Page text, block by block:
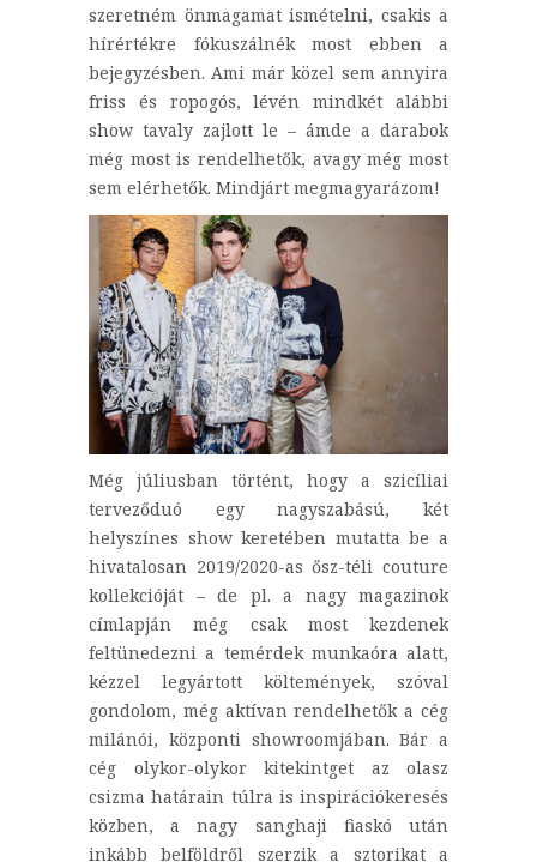
szeretném önmagamat ismételni, csakis a
hírértékre fókuszálnék most ebben a
bejegyzésben. Ami már közel sem annyira
friss és ropogós, lévén mindkét alábbi
show tavaly zajlott le – ámde a darabok
még most is rendelhetők, avagy még most
sem elérhetők. Mindjárt megmagyarázom!
Még júliusban történt, hogy a szicíliai
terveződuó egy nagyszabású, két
helyszínes show keretében mutatta be a
hivatalosan 2019/2020-as ősz-téli couture
kollekcióját – de pl. a nagy magazinok
címlapján még csak most kezdenek
feltünedezni a temérdek munkaóra alatt,
kézzel legyártott költemények, szóval
gondolom, még aktívan rendelhetők a cég
milánói, központi showroomjában. Bár a
cég olykor-olykor kitekintget az olasz
csizma határain túlra is inspirációkeresés
közben, a nagy sanghaji fiaskó után
inkább belföldről szerzik a sztorikat a